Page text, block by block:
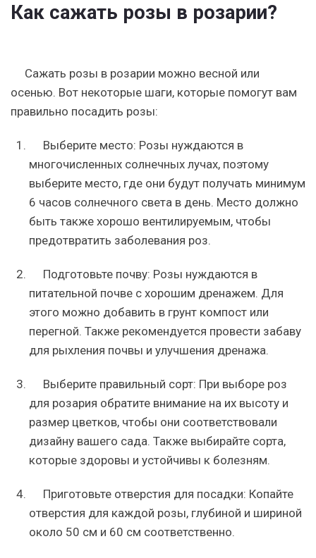
Как сажать розы в розарии?
Сажать розы в розарии можно весной или
осенью. Вот некоторые шаги, которые помогут вам
правильно посадить розы:
Выберите место: Розы нуждаются в
многочисленных солнечных лучах, поэтому
выберите место, где они будут получать минимум
6 часов солнечного света в день. Место должно
быть также хорошо вентилируемым, чтобы
предотвратить заболевания роз.
Подготовьте почву: Розы нуждаются в
питательной почве с хорошим дренажем. Для
этого можно добавить в грунт компост или
перегной. Также рекомендуется провести забаву
для рыхления почвы и улучшения дренажа.
Выберите правильный сорт: При выборе роз
для розария обратите внимание на их высоту и
размер цветков, чтобы они соответствовали
дизайну вашего сада. Также выбирайте сорта,
которые здоровы и устойчивы к болезням.
Приготовьте отверстия для посадки: Копайте
отверстия для каждой розы, глубиной и шириной
около 50 см и 60 см соответственно.